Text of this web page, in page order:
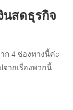
นสดธุรกิจ
ก 4 ช่องทางนี้ค่ะ
จากเรื่องพวกนี้